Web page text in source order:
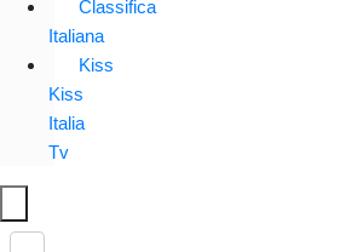
Classifica
Italiana
Kiss
Kiss
Italia
Tv